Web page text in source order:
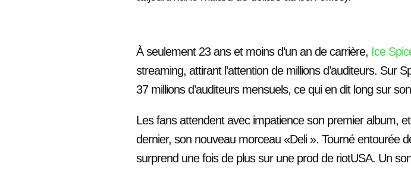
À seulement 23 ans et moins d’un an de carrière, Ice
streaming, attirant l’attention de millions d’auditeurs. Sur
37 millions d’auditeurs mensuels, ce qui en dit long sur
Les fans attendent avec impatience son premier album,
dernier, son nouveau morceau «Deli ». Tourné entourée
surprend une fois de plus sur une prod de riotUSA. Un